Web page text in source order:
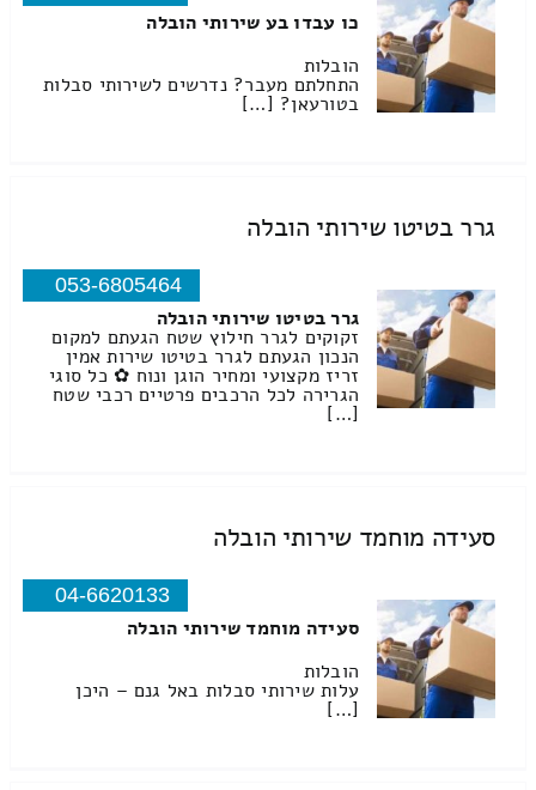
כו עבדו בע שירותי הובלה
הובלות
התחלתם מעבר? נדרשים לשירותי סבלות
בטורעאן? […]
גרר בטיטו שירותי הובלה
053-6805464
גרר בטיטו שירותי הובלה
זקוקים לגרר חילוץ שטח הגעתם למקום
הנכון הגעתם לגרר בטיטו שירות אמין
זריז מקצועי ומחיר הוגן ונוח ✿ כל סוגי
הגרירה לכל הרכבים פרטיים רכבי שטח
[…]
סעידה מוחמד שירותי הובלה
04-6620133
סעידה מוחמד שירותי הובלה
הובלות
עלות שירותי סבלות באל גנם – היכן
[…]